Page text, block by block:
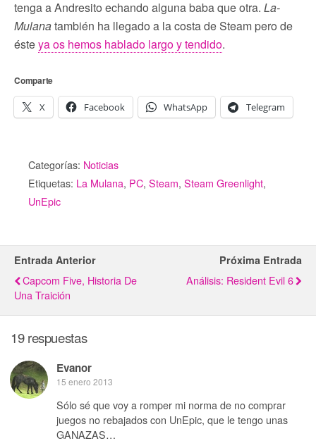
tenga a Andresito echando alguna baba que otra. La-
Mulanatambién ha llegado a la costa de Steam pero de
ésteya os hemos hablado largo y tendido.
Comparte
X Facebook WhatsApp Telegram
Categorías: Noticias
Etiquetas: La Mulana, PC, Steam, Steam Greenlight,
UnEpic
Entrada Anterior
Capcom Five, Historia De
Una Traición
Próxima Entrada
Análisis: Resident Evil 6
19 respuestas
Evanor
15 enero 2013
Sólo sé que voy a romper mi norma de no comprar
juegos no rebajados con UnEpic, que le tengo unas
GANAZAS…